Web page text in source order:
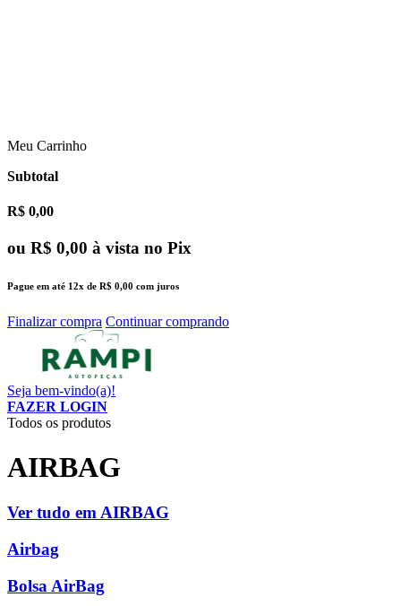
Meu Carrinho
Subtotal
R$ 0,00
ou R$ 0,00 à vista no Pix
Pague em até 12x de R$ 0,00 com juros
Finalizar compra Continuar comprando
Seja bem-vindo(a)!
FAZER LOGIN
Todos os produtos
AIRBAG
Ver tudo em AIRBAG
Airbag
Bolsa AirBag